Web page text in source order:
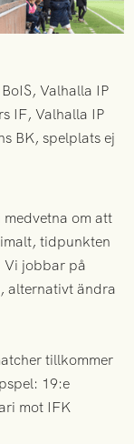
Valhalla IP
IF, Valhalla IP
BK, spelplats ej
om att
tidpunkten
Vi jobbar på
alternativt ändra
tillkommer
19:e
mot IFK